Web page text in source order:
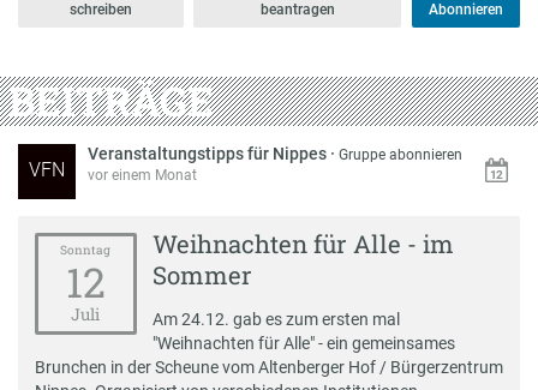
schreiben
beantragen
Abonnieren
BEITRÄGE
VFN
Veranstaltungstipps für Nippes ·Gruppe abonnieren
vor einem Monat
Sonntag
12
Juli
Weihnachten für Alle - im
Sommer
Am 24.12. gab es zum ersten mal
"Weihnachten für Alle" - ein gemeinsames
Brunchen in der Scheune vom Altenberger Hof / Bürgerzentrum